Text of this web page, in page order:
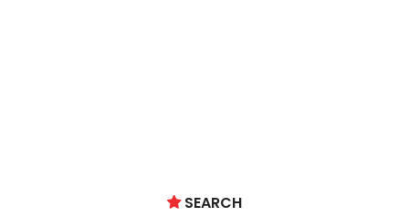
SEARCH